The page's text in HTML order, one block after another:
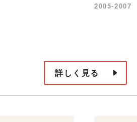
2005-2007
詳しく見る